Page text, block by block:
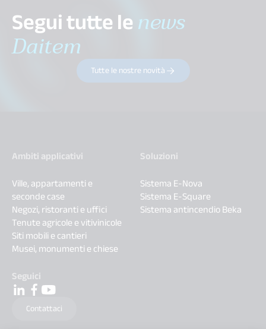
Segui tutte lenews
Daitem
Tutte le nostre novità
Ambiti applicativi
Ville, appartamenti e
seconde case
Negozi, ristoranti e uffici
Tenute agricole e vitivinicole
Siti mobili e cantieri
Musei, monumenti e chiese
Soluzioni
Sistema E-Nova
Sistema E-Square
Sistema antincendio Beka
Seguici
Contattaci